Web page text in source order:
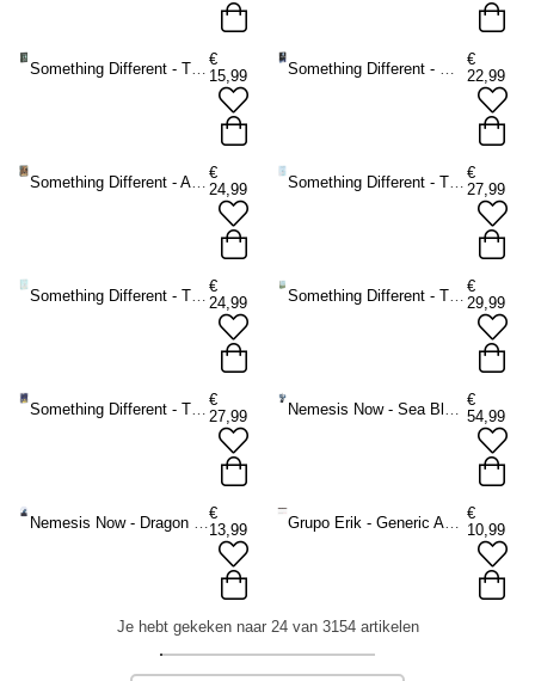
Something Different - The Witch's Familiar Runic Orakel kaarten - Multicolours
€
15,99
Something Different - Moonology Orakel kaarten - Multicolours
€
22,99
Something Different - Angels and Ancestors Orakel kaarten - Multicolours
€
24,99
Something Different - The Starseed Orakel kaarten - Multicolours
€
27,99
Something Different - The Healing Waters Orakel kaarten - Multicolours
€
24,99
Something Different - The Ancient Stones Orakel kaarten - Multicolours
€
29,99
Something Different - The Witches' Wisdom Tarot Cards Standard Edition Tarot kaarten - Multicolours
€
27,99
Nemesis Now - Sea Blade Beeld/figuur - Draak - Blauw
€
54,99
Nemesis Now - Dragon Storm Snow Globe 10cm Beeld/figuur - Draak - Multicolours
€
13,99
Grupo Erik - Generic A3 Weekly Planner - Multicolours
€
10,99
Je hebt gekeken naar 24 van 3154 artikelen